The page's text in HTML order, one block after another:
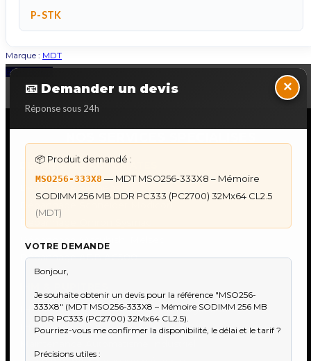
P-STK
Marque : MDT
📧 Demander un devis
Réponse sous 24h
×
📦 Produit demandé :
MSO256-333X8 — MDT MSO256-333X8 – Mémoire
SODIMM 256 MB DDR PC333 (PC2700) 32Mx64 CL2.5
(MDT)
VOTRE DEMANDE
Back to Top
DÉPANNAGE AUTOMATES
Dépannage Schneider Modicon
Dépannage ABB AC500
IHM Lauer PCS — Récupération Programme
IHM Lauer GAME & PCS — Programme